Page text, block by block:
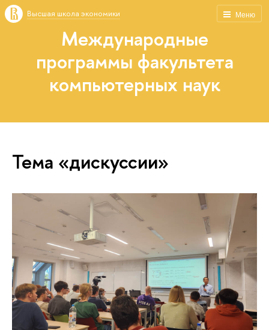
Меню
Высшая школа экономики
Международные
программы факультета
компьютерных наук
Тема «дискуссии»